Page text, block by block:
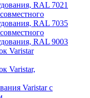
RAL 7021
RAL 7035
RAL 9003
Varistar
Varistar,
Varistar с